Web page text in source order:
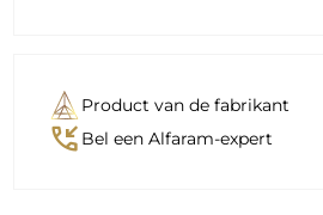
Product van de fabrikant
phone_callback Bel een Alfaram-expert